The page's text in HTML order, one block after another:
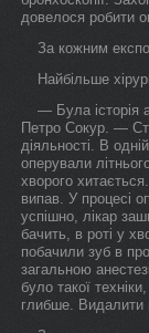
довелося робити
За кожним
Найбільше
— Була історія
Петро Сокур. —
діяльності. В
оперували
хворого
випав. У процесі
успішно, лікар
бачить, в роті у
побачили зуб в
загальною
було такої
глибше. Видалити